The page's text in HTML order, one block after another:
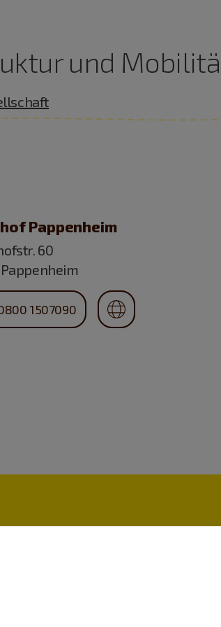
und
Pappenheim
60
Pappenheim
1507090
essen,